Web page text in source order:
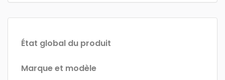
État global du produit
Marque et modèle